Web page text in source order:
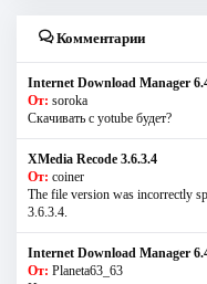
Комментарии
Internet Download Manager
От: soroka
Скачивать с yotube будет?
XMedia Recode 3.6.3.4
От: coiner
The file version was incorrectly
3.6.3.4.
Internet Download Manager
От: Planeta63_63